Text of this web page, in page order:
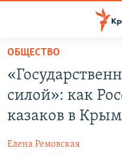
Вернуться
основному
содержанию
главной
СПЕЦПРОЕКТЫ
ЕЩЕ
ОБЩЕСТВО
силой»: как
казаков в
Елена Ремовская